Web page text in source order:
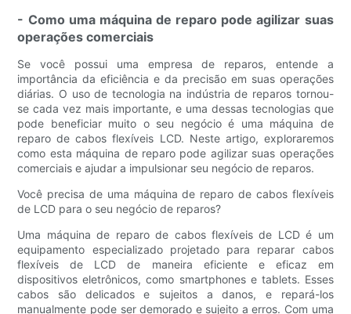
- Como uma máquina de reparo pode agilizar suas
operações comerciais
Se você possui uma empresa de reparos, entende a
importância da eficiência e da precisão em suas operações
diárias. O uso de tecnologia na indústria de reparos tornou-
se cada vez mais importante, e uma dessas tecnologias que
pode beneficiar muito o seu negócio é uma máquina de
reparo de cabos flexíveis LCD. Neste artigo, exploraremos
como esta máquina de reparo pode agilizar suas operações
comerciais e ajudar a impulsionar seu negócio de reparos.
Você precisa de uma máquina de reparo de cabos flexíveis
de LCD para o seu negócio de reparos?
Uma máquina de reparo de cabos flexíveis de LCD é um
equipamento especializado projetado para reparar cabos
flexíveis de LCD de maneira eficiente e eficaz em
dispositivos eletrônicos, como smartphones e tablets. Esses
cabos são delicados e sujeitos a danos, e repará-los
manualmente pode ser demorado e sujeito a erros. Com uma